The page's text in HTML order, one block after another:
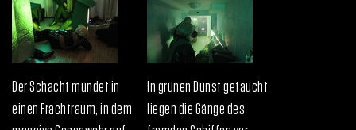
Der Schacht mündet in
einen Frachtraum, in dem
In grünen Dunst getaucht
liegen die Gänge des